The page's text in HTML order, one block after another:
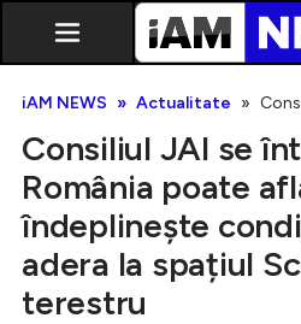
Exclusiv
iAM NEWS Actualitate
Consiliul JAI se
România poate
îndeplinește
adera la spațiul
terestru